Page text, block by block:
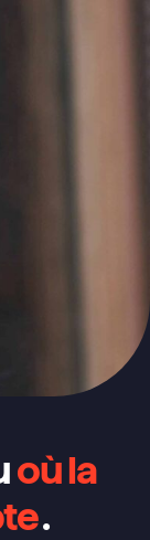
où la
.